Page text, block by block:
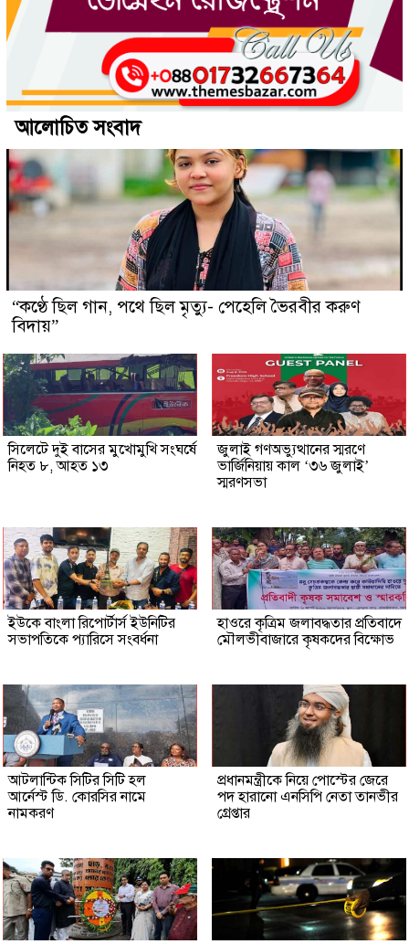
আলোচিত সংবাদ
“কণ্ঠে ছিল গান, পথে ছিল মৃত্যু- পেহেলি ভৈরবীর করুণ
বিদায়”
সিলেটে দুই বাসের মুখোমুখি সংঘর্ষে
নিহত ৮, আহত ১৩
জুলাই গণঅভ্যুত্থানের স্মরণে
ভার্জিনিয়ায় কাল ‘৩৬ জুলাই’
স্মরণসভা
ইউকে বাংলা রিপোর্টার্স ইউনিটির
সভাপতিকে প্যারিসে সংবর্ধনা
হাওরে কৃত্রিম জলাবদ্ধতার প্রতিবাদে
মৌলভীবাজারে কৃষকদের বিক্ষোভ
আটলান্টিক সিটির সিটি হল
আর্নেস্ট ডি. কোরসির নামে
নামকরণ
প্রধানমন্ত্রীকে নিয়ে পোস্টের জেরে
পদ হারানো এনসিপি নেতা তানভীর
গ্রেপ্তার